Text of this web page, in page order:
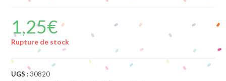
1,25€
Rupture de stock
UGS : 30820